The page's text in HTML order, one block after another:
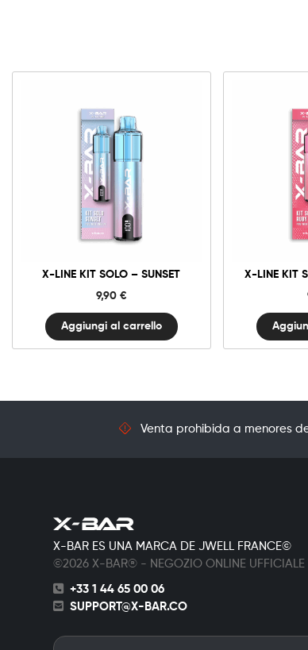
X-LINE KIT SOLO – SUNSET
9,90 €
Line
Kit
Solo
Sunset
Aggiungi al carrello
X-LINE KIT
Venta prohibida a menores
X-BAR ES UNA MARCA DE JWELL FRANCE©
©2026 X-BAR® - NEGOZIO ONLINE UFFICIALE
+33 1 44 65 00 06
SUPPORT@X-BAR.CO